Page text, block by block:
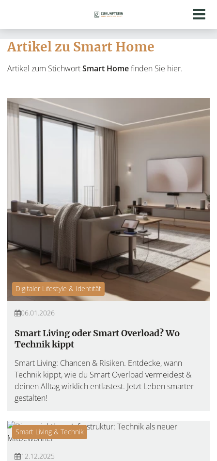
Artikel zu Smart Home
Artikel zum StichwortSmart Homefinden Sie hier.
Digitaler Lifestyle & Identität
06.01.2026
Smart Living oder Smart Overload? Wo
Technik kippt
Smart Living: Chancen & Risiken. Entdecke, wann
Technik kippt, wie du Smart Overload vermeidest &
deinen Alltag wirklich entlastest. Jetzt Leben smarter
gestalten!
Smart Living & Technik
12.12.2025